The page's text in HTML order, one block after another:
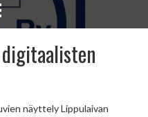
näyttely Lippulaivan